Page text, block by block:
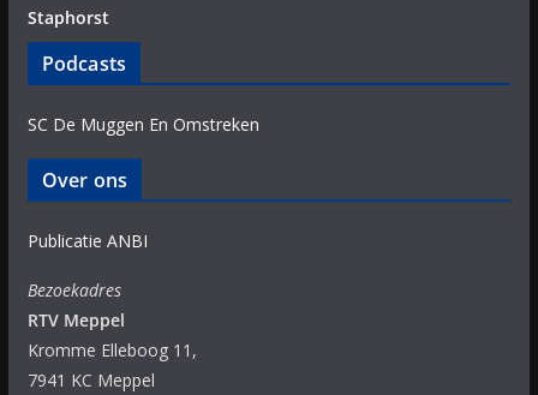
Staphorst
Podcasts
SC De Muggen En Omstreken
Over ons
Publicatie ANBI
Bezoekadres
RTV Meppel
Kromme Elleboog 11,
7941 KC Meppel